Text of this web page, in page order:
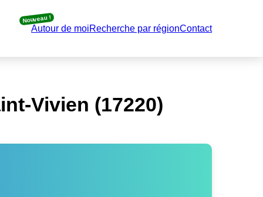
Autour de moi
Nouveau !
Recherche par régionContact
Vivien (17220)